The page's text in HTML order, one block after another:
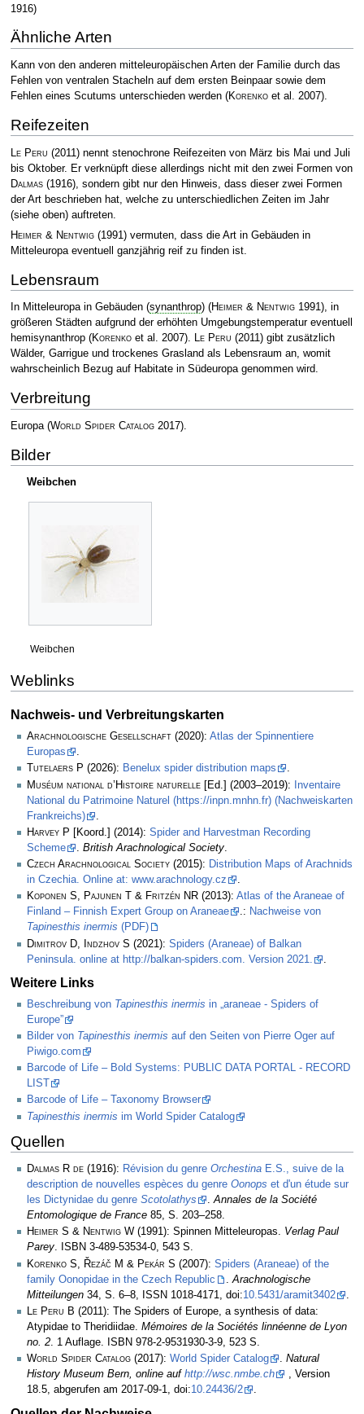
1916)
Ähnliche Arten
Kann von den anderen mitteleuropäischen Arten der Familie durch das
Fehlen von ventralen Stacheln auf dem ersten Beinpaar sowie dem
Fehlen eines Scutums unterschieden werden (Korenkoet al. 2007).
Reifezeiten
Le Peru (2011) nennt stenochrone Reifezeiten von März bis Mai und Juli
bis Oktober. Er verknüpft diese allerdings nicht mit den zwei Formen von
Dalmas(1916), sondern gibt nur den Hinweis, dass dieser zwei Formen
der Art beschrieben hat, welche zu unterschiedlichen Zeiten im Jahr
(siehe oben) auftreten.
Heimer & Nentwig(1991) vermuten, dass die Art in Gebäuden in
Mitteleuropa eventuell ganzjährig reif zu finden ist.
Lebensraum
In Mitteleuropa in Gebäuden (synanthrop) (Heimer & Nentwig1991), in
größeren Städten aufgrund der erhöhten Umgebungstemperatur eventuell
hemisynanthrop (Korenkoet al. 2007). Le Peru (2011) gibt zusätzlich
Wälder, Garrigue und trockenes Grasland als Lebensraum an, womit
wahrscheinlich Bezug auf Habitate in Südeuropa genommen wird.
Verbreitung
Europa (World Spider Catalog2017).
Bilder
Weibchen
Weibchen
Weblinks
Nachweis- und Verbreitungskarten
Arachnologische Gesellschaft (2020): Atlas der Spinnentiere
Europas
.
Tutelaers P (2026): Benelux spider distribution maps
.
Muséum national d’Histoire naturelle [Ed.] (2003–2019):
Inventaire
National du Patrimoine Naturel (https://inpn.mnhn.fr) (Nachweiskarten
Frankreichs)
Harvey P [Koord.] (2014): Spider and Harvestman Recording
Scheme
. British Arachnological Society.
Czech Arachnological Society (2015): Distribution Maps of Arachnids
in Czechia. Online at: www.arachnology.cz
.
Koponen S, Pajunen T & Fritzén NR (2013): Atlas of the Araneae of
Finland – Finnish Expert Group on Araneae
.: Nachweise von
Tapinesthis inermis (PDF)
Dimitrov D, Indzhov S (2021): Spiders (Araneae) of Balkan
Peninsula. online at http://balkan-spiders.com. Version 2021.
Weitere Links
Beschreibung von Tapinesthis inermis in „araneae - Spiders of
Europe”
Bilder von Tapinesthis inermis auf den Seiten von Pierre Oger auf
Piwigo.com
Barcode of Life – Bold Systems: PUBLIC DATA PORTAL - RECORD
LIST
Barcode of Life – Taxonomy Browser
Tapinesthis inermis im World Spider Catalog
Quellen
Dalmas R de (1916): Révision du genre Orchestina E.S., suive de la
description de nouvelles espèces du genre Oonops et d'un étude sur
les Dictynidae du genre Scotolathys .Annales de la Société
Entomologique de France 85, S. 203–258.
Heimer S & Nentwig W (1991): Spinnen Mitteleuropas. Verlag Paul
Parey. ISBN 3-489-53534-0, 543 S.
Korenko S, Řezáč M & Pekár S (2007): Spiders (Araneae) of the
family Oonopidae in the Czech Republic
Arachnologische
Mitteilungen 34, S. 6–8, ISSN 1018-4171, doi:10.5431/aramit3402
Le Peru B (2011): The Spiders of Europe, a synthesis of data:
Atypidae to Theridiidae. Mémoires de la Sociétés linnéenne de Lyon
no. 2. 1 Auflage. ISBN 978-2-9531930-3-9, 523 S.
World Spider Catalog (2017): World Spider Catalog . Natural
History Museum Bern, online auf http://wsc.nmbe.ch
, Version
18.5, abgerufen am 2017-09-1, doi:10.24436/2 .